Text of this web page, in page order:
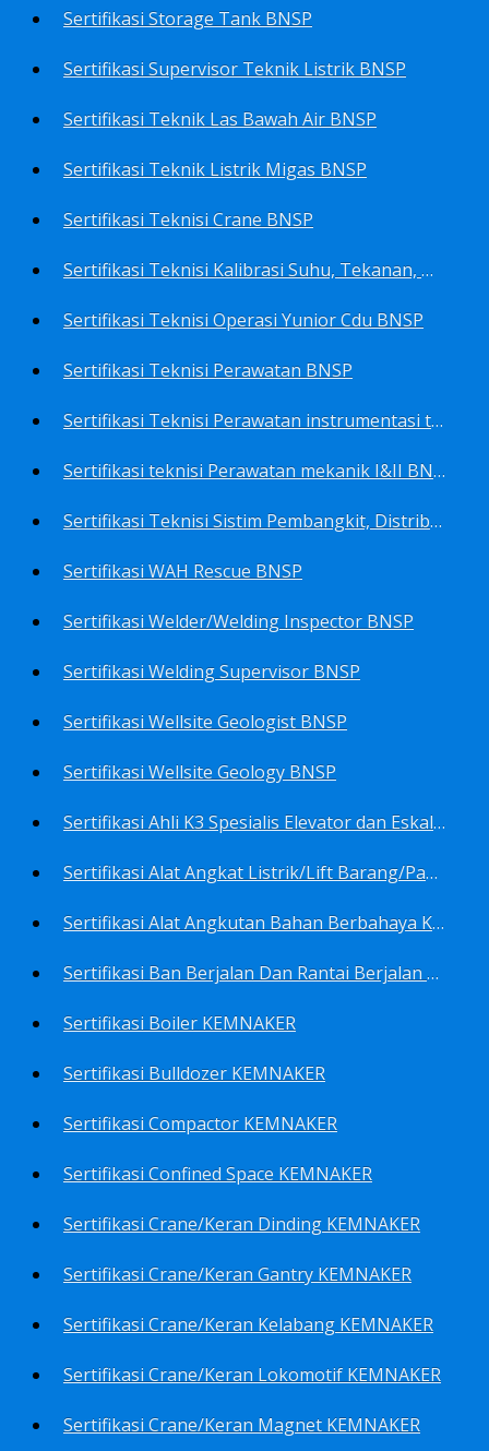
Sertifikasi Storage Tank BNSP
Sertifikasi Supervisor Teknik Listrik BNSP
Sertifikasi Teknik Las Bawah Air BNSP
Sertifikasi Teknik Listrik Migas BNSP
Sertifikasi Teknisi Crane BNSP
Sertifikasi Teknisi Kalibrasi Suhu, Tekanan, Densitas, Volume BNSP
Sertifikasi Teknisi Operasi Yunior Cdu BNSP
Sertifikasi Teknisi Perawatan BNSP
Sertifikasi Teknisi Perawatan instrumentasi tingkat I BNSP
Sertifikasi teknisi Perawatan mekanik I&II BNSP
Sertifikasi Teknisi Sistim Pembangkit, Distribusi, Utilitas BNSP
Sertifikasi WAH Rescue BNSP
Sertifikasi Welder/Welding Inspector BNSP
Sertifikasi Welding Supervisor BNSP
Sertifikasi Wellsite Geologist BNSP
Sertifikasi Wellsite Geology BNSP
Sertifikasi Ahli K3 Spesialis Elevator dan Eskalator KEMNAKER
Sertifikasi Alat Angkat Listrik/Lift Barang/Passenger Hoist KEMNAKER
Sertifikasi Alat Angkutan Bahan Berbahaya KEMNAKER
Sertifikasi Ban Berjalan Dan Rantai Berjalan KEMNAKER
Sertifikasi Boiler KEMNAKER
Sertifikasi Bulldozer KEMNAKER
Sertifikasi Compactor KEMNAKER
Sertifikasi Confined Space KEMNAKER
Sertifikasi Crane/Keran Dinding KEMNAKER
Sertifikasi Crane/Keran Gantry KEMNAKER
Sertifikasi Crane/Keran Kelabang KEMNAKER
Sertifikasi Crane/Keran Lokomotif KEMNAKER
Sertifikasi Crane/Keran Magnet KEMNAKER